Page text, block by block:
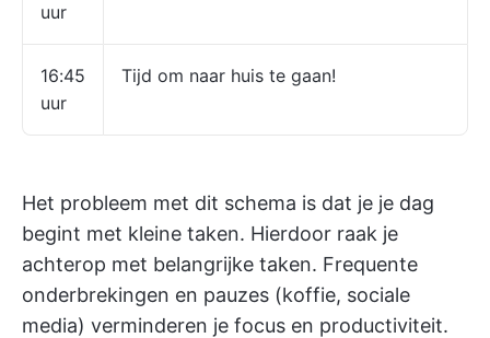
uur
16:45
uur
Tijd om naar huis te gaan!
Het probleem met dit schema is dat je je dag
begint met kleine taken. Hierdoor raak je
achterop met belangrijke taken. Frequente
onderbrekingen en pauzes (koffie, sociale
media) verminderen je focus en productiviteit.